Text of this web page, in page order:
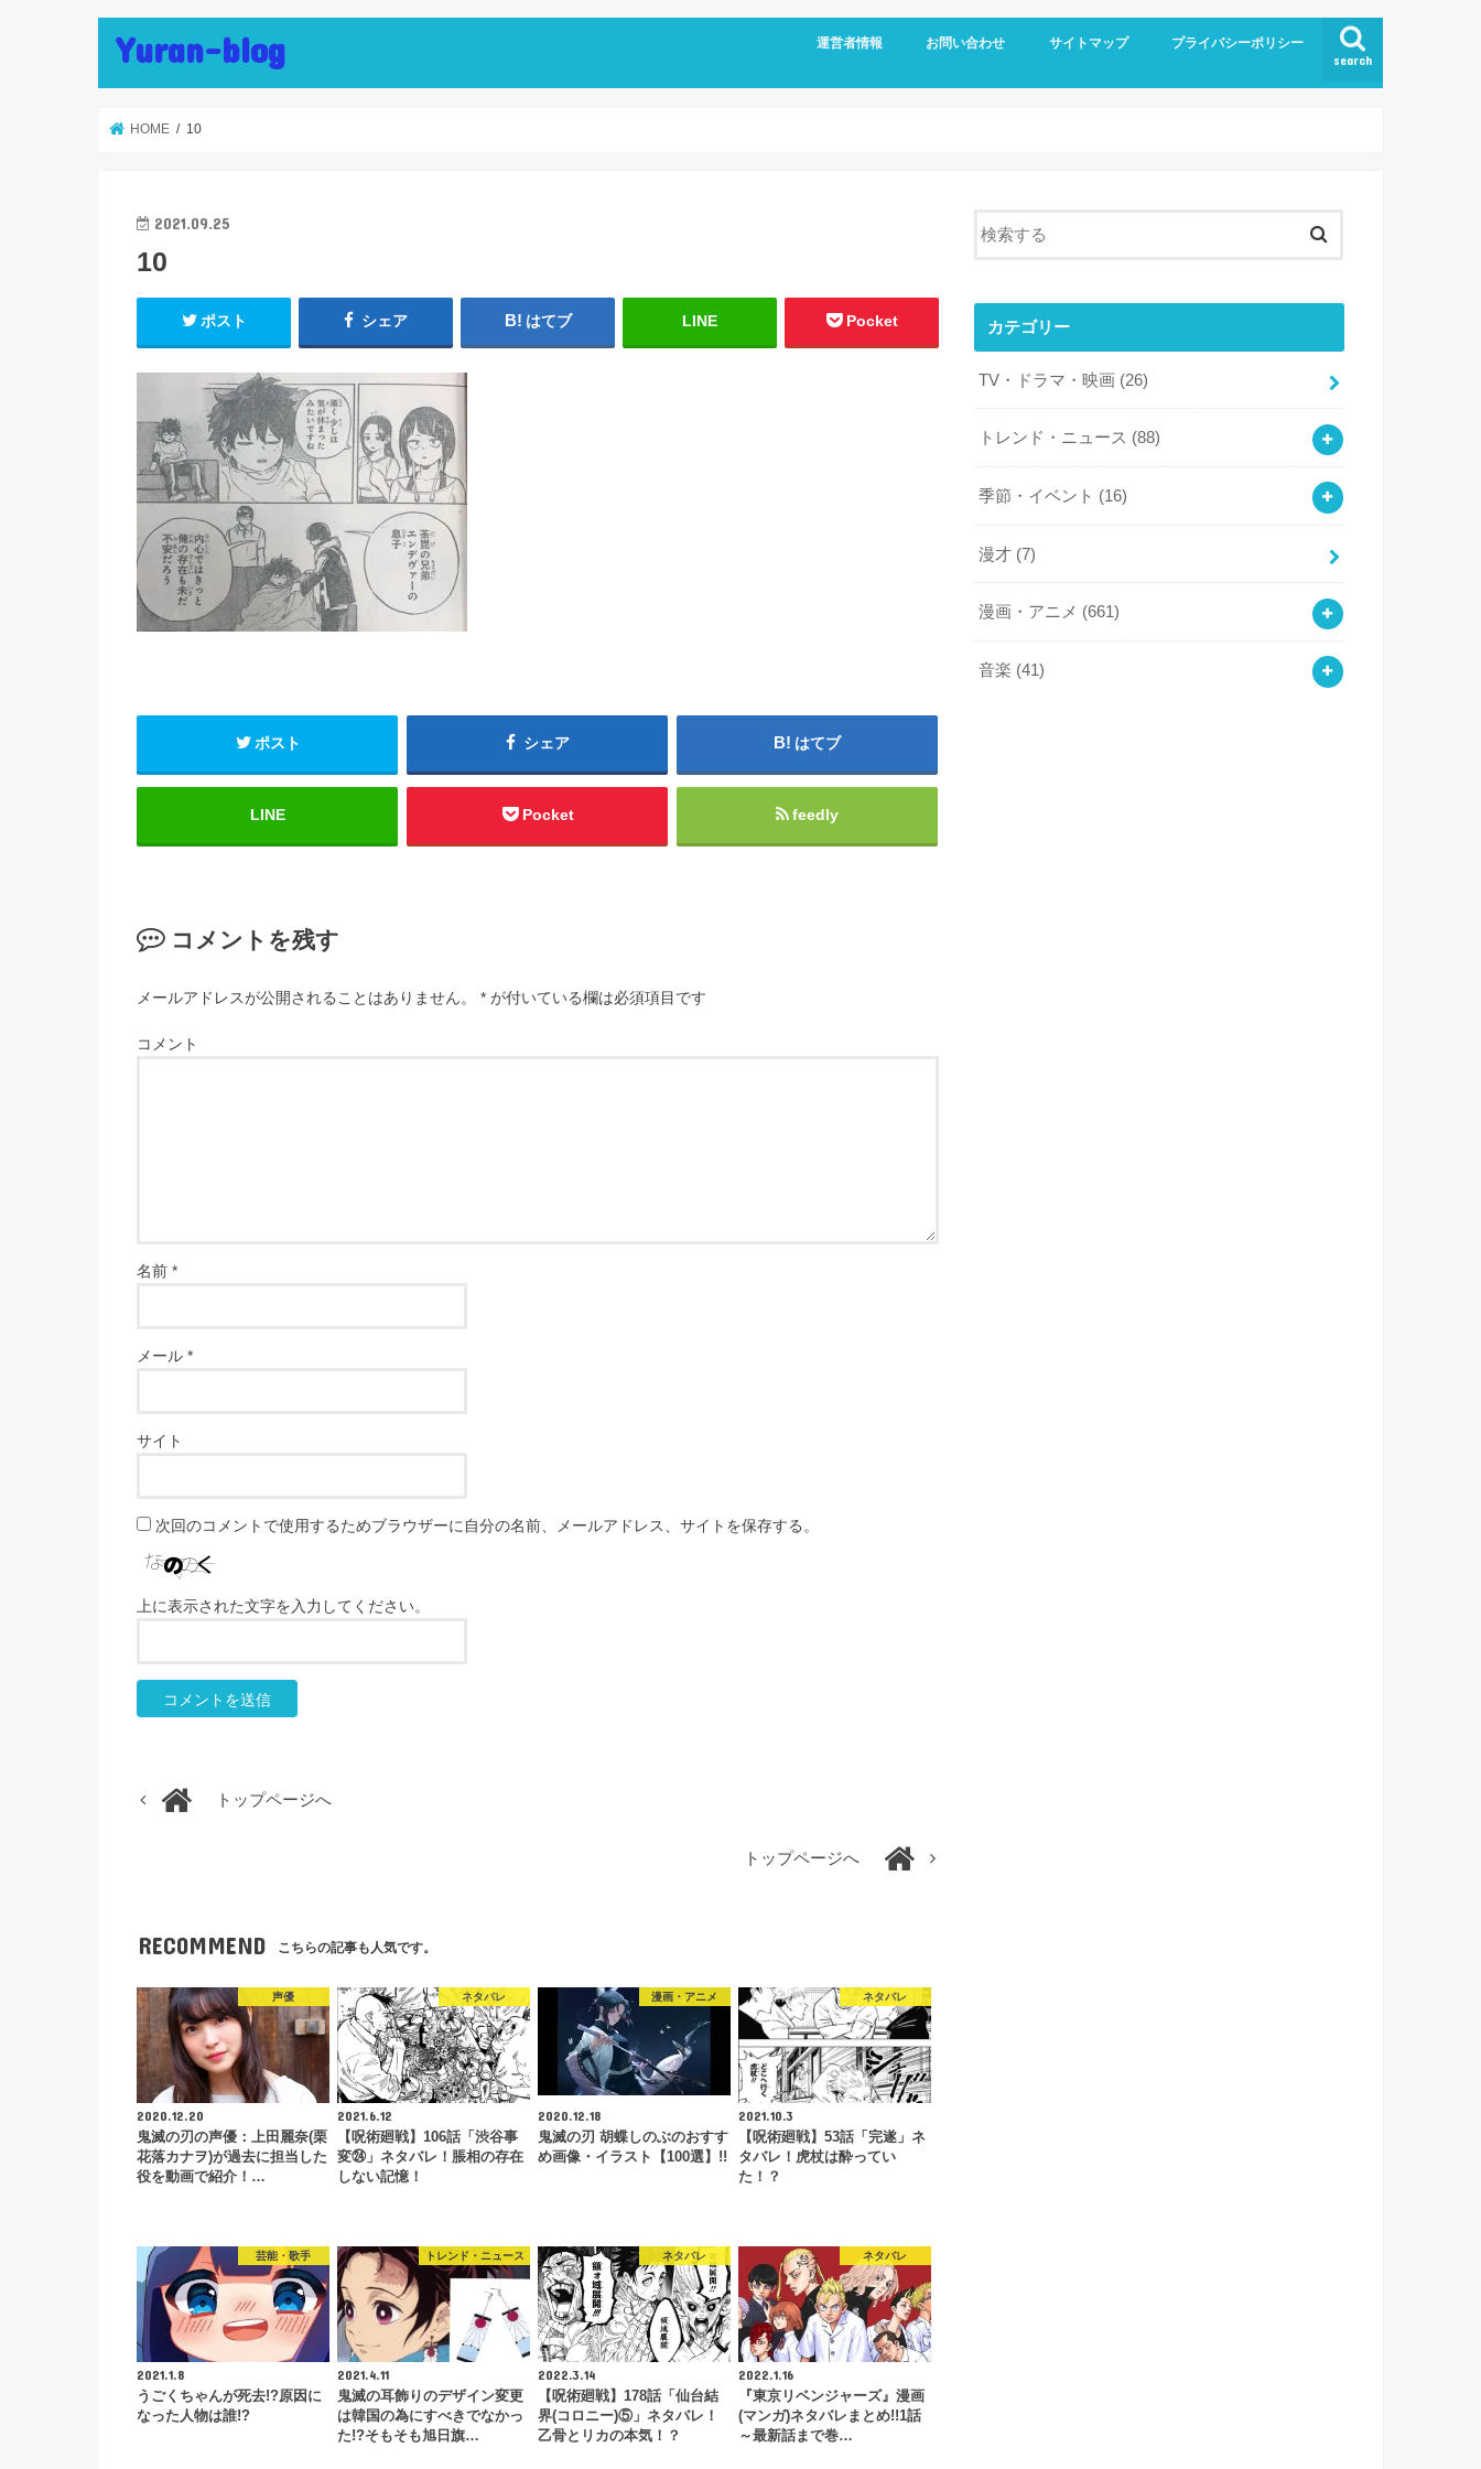
Yuran-blog search
運営者情報 お問い合わせ サイトマップ プライバシーポリシー
HOME 10
2021.09.25
10
ポスト シェア はてブ LINE Pocket
ポスト シェア はてブ
LINE Pocket feedly
コメントを残す
メールアドレスが公開されることはありません。 * が付いている欄は必須項目です
コメント
名前 *
メール *
サイト
次回のコメントで使用するためブラウザーに自分の名前、メールアドレス、サイトを保存する。
上に表示された文字を入力してください。
トップページへ
トップページへ
RECOMMEND こちらの記事も人気です。
声優
2020.12.20
鬼滅の刃の声優：上田麗奈(栗
花落カナヲ)が過去に担当した
役を動画で紹介！…
ネタバレ
2021.6.12
【呪術廻戦】106話「渋谷事
変㉔」ネタバレ！脹相の存在
しない記憶！
漫画・アニメ
2020.12.18
鬼滅の刃 胡蝶しのぶのおすす
め画像・イラスト【100選】!!
ネタバレ
2021.10.3
【呪術廻戦】53話「完遂」ネ
タバレ！虎杖は酔ってい
た！？
芸能・歌手
2021.1.8
うごくちゃんが死去!?原因に
なった人物は誰!?
トレンド・ニュース
2021.4.11
鬼滅の耳飾りのデザイン変更
は韓国の為にすべきでなかっ
た!?そもそも旭日旗…
ネタバレ
2022.3.14
【呪術廻戦】178話「仙台結
界(コロニー)⑤」ネタバレ！
乙骨とリカの本気！？
ネタバレ
2022.1.16
『東京リベンジャーズ』漫画
(マンガ)ネタバレまとめ!!1話
～最新話まで巻…
カテゴリー
TV・ドラマ・映画 (26)
トレンド・ニュース (88)
季節・イベント (16)
漫才 (7)
漫画・アニメ (661)
音楽 (41)